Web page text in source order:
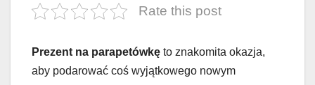
Rate this post
Prezent na parapetówkę to znakomita okazja,
aby podarować coś wyjątkowego nowym